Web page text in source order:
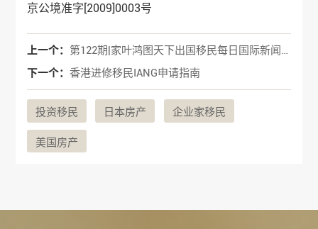
京公境准字[2009]0003号
上一个：
第122期|家叶鸿图天下出国移民每日国际新闻分享
下一个： 香港进修移民IANG申请指南
投资移民 日本房产 企业家移民
美国房产